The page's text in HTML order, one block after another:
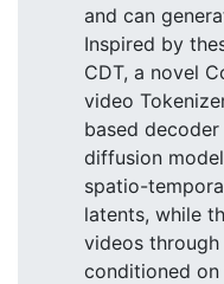
and can
Inspired by
CDT, a novel
video
based
diffusion
spatio-
latents, while
videos
conditioned on